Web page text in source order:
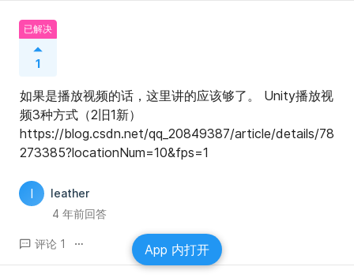
已解决
1
如果是播放视频的话，这里讲的应该够了。 Unity播放视
频3种方式（2旧1新）
https://blog.csdn.net/qq_20849387/article/details/78
273385?locationNum=10&fps=1
I
Ieather
4 年前回答
评论 1 App 内打开